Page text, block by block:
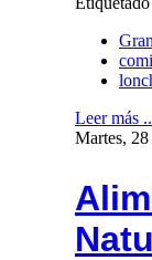
Leer más
Martes,